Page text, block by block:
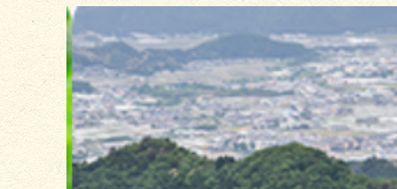
2
枚
目
の